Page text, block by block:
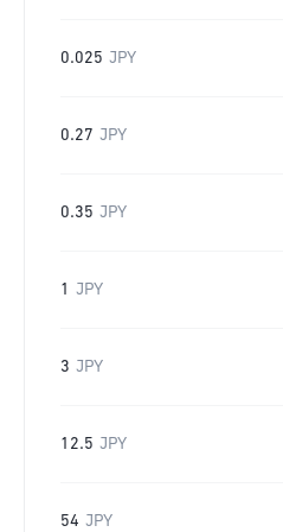
0.025 JPY
0.27 JPY
0.35 JPY
1 JPY
3 JPY
12.5 JPY
54 JPY